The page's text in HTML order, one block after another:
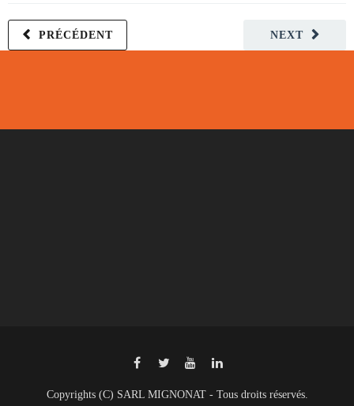
NEXT
PRÉCÉDENT
Copyrights (C) SARL MIGNONAT - Tous droits réservés.